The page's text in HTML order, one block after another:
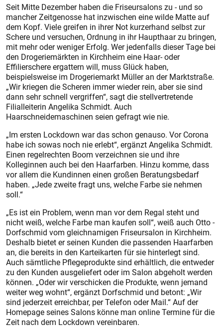
Seit Mitte Dezember haben die Friseursalons zu - und so
mancher Zeitgenosse hat inzwischen eine wilde Matte auf
dem Kopf. Viele greifen in ihrer Not kurzerhand selbst zur
Schere und versuchen, Ordnung in ihr Haupthaar zu bringen,
mit mehr oder weniger Erfolg. Wer jedenfalls dieser Tage bei
den Drogeriemärkten in Kirchheim eine Haar- oder
Effilierschere ergattern will, muss Glück haben,
beispielsweise im Drogeriemarkt Müller an der Marktstraße.
„Wir kriegen die Scheren immer wieder rein, aber sie sind
dann sehr schnell vergriffen“, sagt die stellvertretende
Filialleiterin Angelika Schmidt. Auch
Haarschneidemaschinen seien gefragt wie nie.
„Im ersten Lockdown war das schon genauso. Vor Corona
habe ich sowas noch nie erlebt“, ergänzt Angelika Schmidt.
Einen regelrechten Boom verzeichnen sie und ihre
Kolleginnen auch bei den Haarfarben. Hinzu komme, dass
vor allem die Kundinnen einen großen Beratungsbedarf
haben. „Jede zweite fragt uns, welche Farbe sie nehmen
soll.“
„Es ist ein Problem, wenn man vor dem Regal steht und
nicht weiß, welche Farbe man ­kaufen soll“, weiß auch Otto ­
Dorfschmid vom gleichnamigen ­Friseursalon in Kirchheim.
Deshalb bietet er seinen Kunden die passenden Haarfarben
an, die bereits in den Karteikarten für sie hinterlegt sind.
Auch sämtliche Pflegeprodukte sind erhältlich, die entweder
zu den Kunden ausgeliefert oder im Salon abgeholt werden
können. „Oder wir verschicken die Produkte, wenn jemand
weiter weg wohnt“, ergänzt Dorf­schmid und betont: „Wir
sind jederzeit erreichbar, per Telefon oder Mail.“ Auf der
Homepage seines Salons könne man online Termine für die
Zeit nach dem Lockdown vereinbaren.